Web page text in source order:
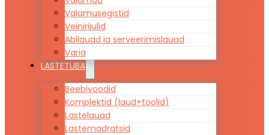
Valamusegistid
Veiniriiulid
Abilauad ja serveerimislauad
Varia
LASTETUBA
Beebivoodid
Komplektid (laud+toolid)
Lastelauad
Lastemadratsid